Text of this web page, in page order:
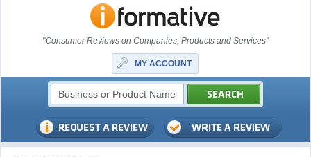
"Consumer Reviews on Companies, Products and Services"
MY ACCOUNT